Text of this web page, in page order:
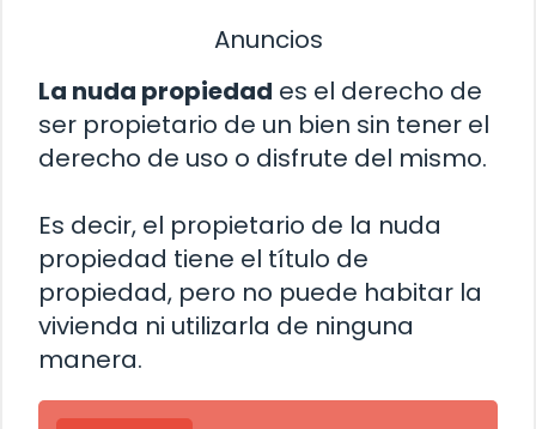
Anuncios
La nuda propiedad es el derecho de
ser propietario de un bien sin tener el
derecho de uso o disfrute del mismo.
Es decir, el propietario de la nuda
propiedad tiene el título de
propiedad, pero no puede habitar la
vivienda ni utilizarla de ninguna
manera.